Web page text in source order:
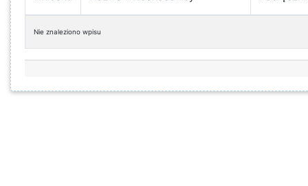
Nie znaleziono wpisu